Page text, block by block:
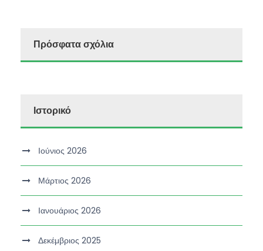
Πρόσφατα σχόλια
Ιστορικό
Ιούνιος 2026
Μάρτιος 2026
Ιανουάριος 2026
Δεκέμβριος 2025